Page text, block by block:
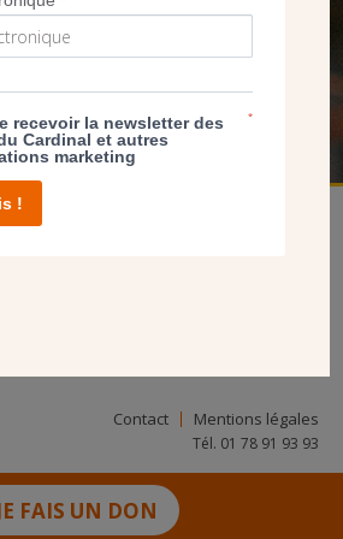
FAIS UN DON
D’AGIR
UN DON
Contact Mentions légales
Tél. 01 78 91 93 93
recevoir la newsletter des
Cardinal et autres
marketing
*
!